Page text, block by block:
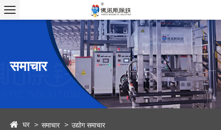
समाचार
घर समाचार उद्योग समाचार